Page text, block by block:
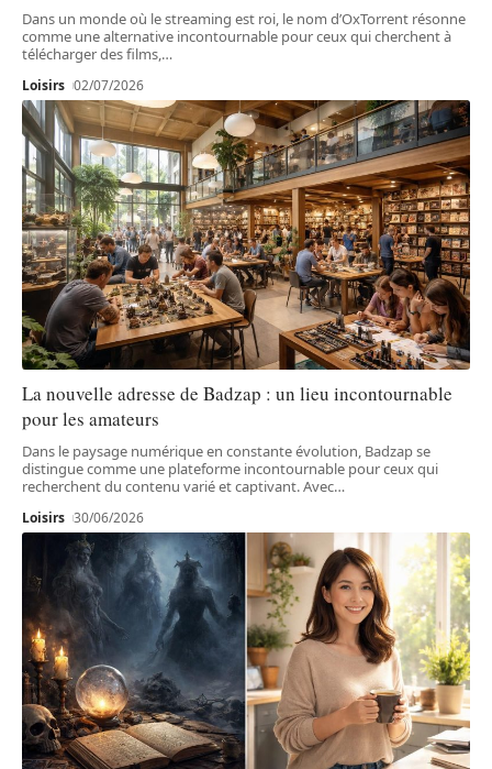
Dans un monde où le streaming est roi, le nom d’OxTorrent résonne
comme une alternative incontournable pour ceux qui cherchent à
télécharger des films,…
Loisirs 02/07/2026
La nouvelle adresse de Badzap : un lieu incontournable
pour les amateurs
Dans le paysage numérique en constante évolution, Badzap se
distingue comme une plateforme incontournable pour ceux qui
recherchent du contenu varié et captivant. Avec…
Loisirs 30/06/2026